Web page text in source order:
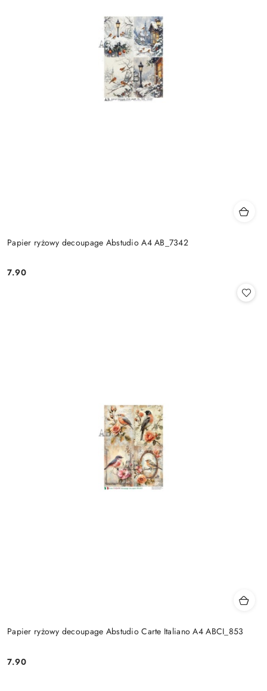
Papier ryżowy decoupage Abstudio A4 AB_7342
Cena:
7.90
Papier ryżowy decoupage Abstudio Carte Italiano A4 ABCI_853
Cena:
7.90